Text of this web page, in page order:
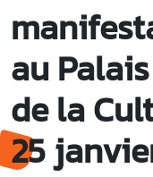
au
de la
25